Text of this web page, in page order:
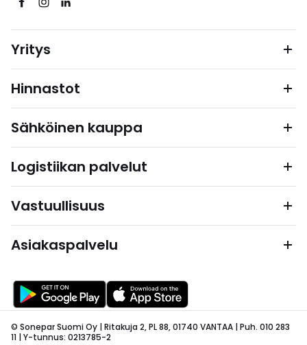
Yritys
Hinnastot
Sähköinen kauppa
Logistiikan palvelut
Vastuullisuus
Asiakaspalvelu
© Sonepar Suomi Oy | Ritakuja 2, PL 88, 01740 VANTAA | Puh. 010 283
11 | Y-tunnus: 0213785-2